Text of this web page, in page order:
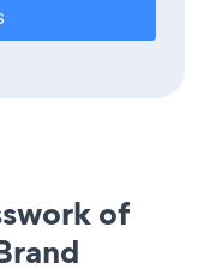
of